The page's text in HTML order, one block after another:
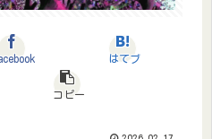
はてブ
コピー